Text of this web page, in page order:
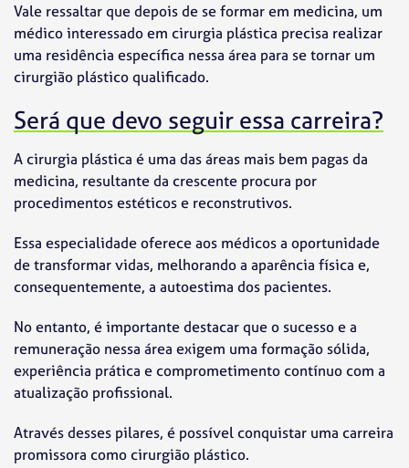
Vale ressaltar que depois de se formar em medicina, um
médico interessado em cirurgia plástica precisa realizar
uma residência específica nessa área para se tornar um
cirurgião plástico qualificado.
Será que devo seguir essa carreira?
A cirurgia plástica é uma das áreas mais bem pagas da
medicina, resultante da crescente procura por
procedimentos estéticos e reconstrutivos.
Essa especialidade oferece aos médicos a oportunidade
de transformar vidas, melhorando a aparência física e,
consequentemente, a autoestima dos pacientes.
No entanto, é importante destacar que o sucesso e a
remuneração nessa área exigem uma formação sólida,
experiência prática e comprometimento contínuo com a
atualização profissional.
Através desses pilares, é possível conquistar uma carreira
promissora como cirurgião plástico.